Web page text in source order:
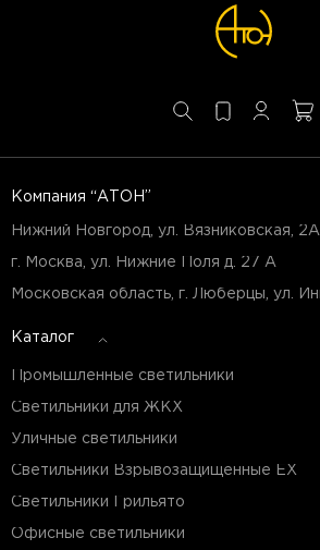
Компания “АТОН”
Нижний Новгород, ул. Вязниковская, 2А
г. Москва, ул. Нижние Поля д. 27 А
Каталог
Промышленные светильники
Светильники для ЖКХ
Уличные светильники
Светильники Взрывозащищенные EX
Светильники Грильято
Офисные светильники